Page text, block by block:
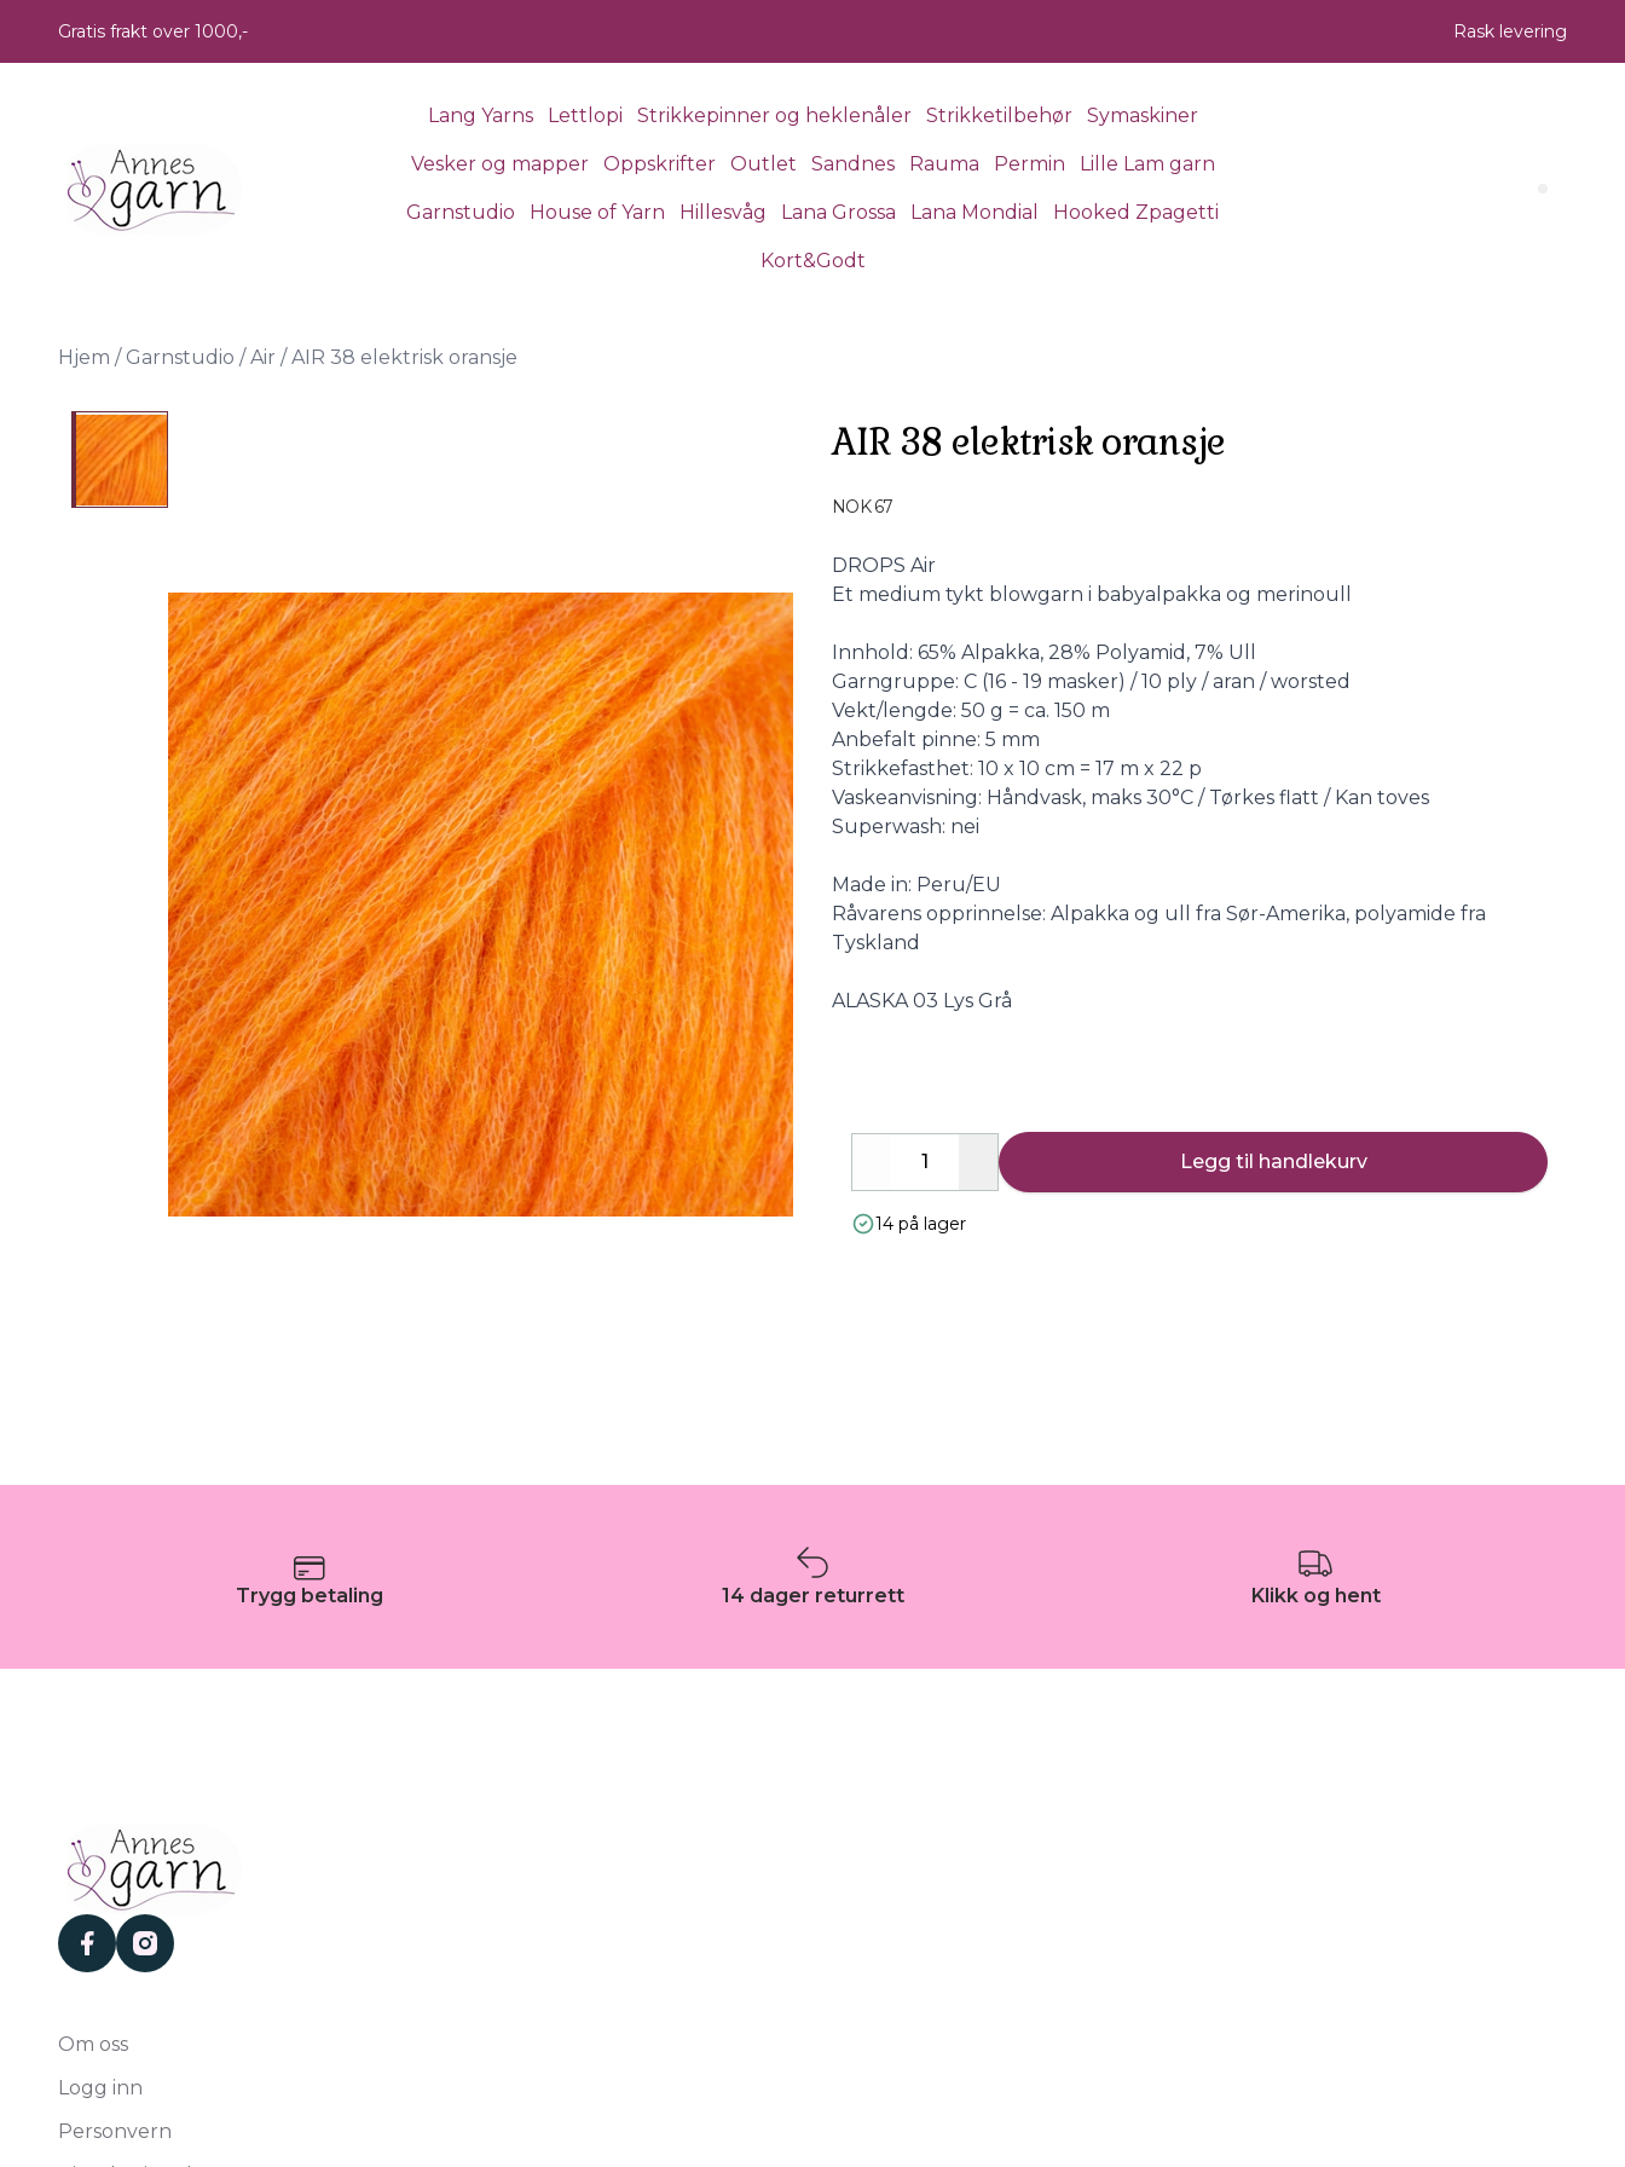
Gratis frakt over 1000,- Rask levering
Lang Yarns Lettlopi Strikkepinner og heklenåler Strikketilbehør Symaskiner
Vesker og mapper Oppskrifter Outlet Sandnes Rauma Permin Lille Lam garn
Garnstudio House of Yarn Hillesvåg Lana Grossa Lana Mondial Hooked Zpagetti
Kort&Godt
Hjem / Garnstudio / Air / AIR 38 elektrisk oransje
AIR 38 elektrisk oransje
NOK 67
Description
DROPS Air
Et medium tykt blowgarn i babyalpakka og merinoull
Innhold: 65% Alpakka, 28% Polyamid, 7% Ull
Garngruppe: C (16 - 19 masker) / 10 ply / aran / worsted
Vekt/lengde: 50 g = ca. 150 m
Anbefalt pinne: 5 mm
Strikkefasthet: 10 x 10 cm = 17 m x 22 p
Vaskeanvisning: Håndvask, maks 30°C / Tørkes flatt / Kan toves
Superwash: nei
Made in: Peru/EU
Råvarens opprinnelse: Alpakka og ull fra Sør-Amerika, polyamide fra
Tyskland
ALASKA 03 Lys Grå
Decrease Increase
Legg til handlekurv
14 på lager
Trygg betaling 14 dager returrett Klikk og hent
facebookinstagram
Om oss
Logg inn
Personvern